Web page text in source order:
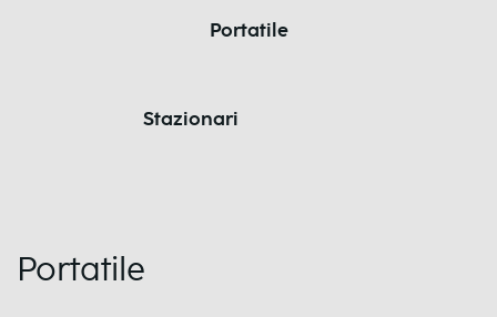
Portatile
Stazionari
Portatile